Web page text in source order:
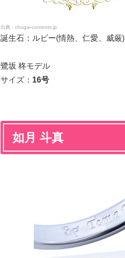
chugai-contents.jp
誕生石：ルビー(情熱、仁愛、威厳)
鷺坂 柊モデル
サイズ： 16号
如月 斗真